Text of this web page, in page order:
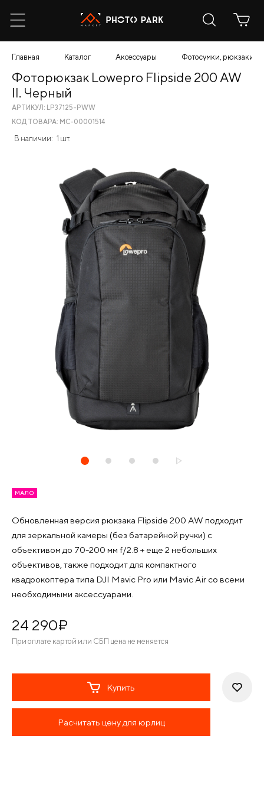
Главная Каталог Аксессуары Фотосумки, рюкзаки,
МАЛО
Обновленная версия рюкзака Flipside 200 AW подходит
для зеркальной камеры (без батарейной ручки) с
объективом до 70-200 мм f/2.8 + еще 2 небольших
объективов, также подходит для компактного
квадрокоптера типа DJI Mavic Pro или Mavic Air со всеми
необходимыми аксессуарами.
24 290¤
При оплате картой или СБП цена не меняется
Купить
Расчитать цену для юрлиц
Фоторюкзак Lowepro Flipside 200 AW
II. Черный
АРТИКУЛ: LP37125-PWW
КОД ТОВАРА: МС-00001514
В наличии: 1 шт.